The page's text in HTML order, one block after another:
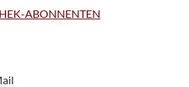
ABONNENTEN